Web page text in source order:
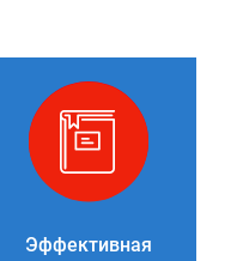
Эффективная